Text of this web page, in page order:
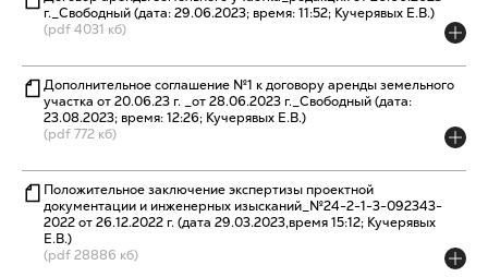
г._Свободный (дата: 29.06.2023; время: 11:52; Кучерявых Е.В.)
(pdf 4031 кб)
Дополнительное соглашение №1 к договору аренды земельного
участка от 20.06.23 г. _от 28.06.2023 г._Свободный (дата:
23.08.2023; время: 12:26; Кучерявых Е.В.)
(pdf 772 кб)
Положительное заключение экспертизы проектной
документации и инженерных изысканий_№24-2-1-3-092343-
2022 от 26.12.2022 г. (дата 29.03.2023,время 15:12; Кучерявых
Е.В.)
(pdf 28886 кб)